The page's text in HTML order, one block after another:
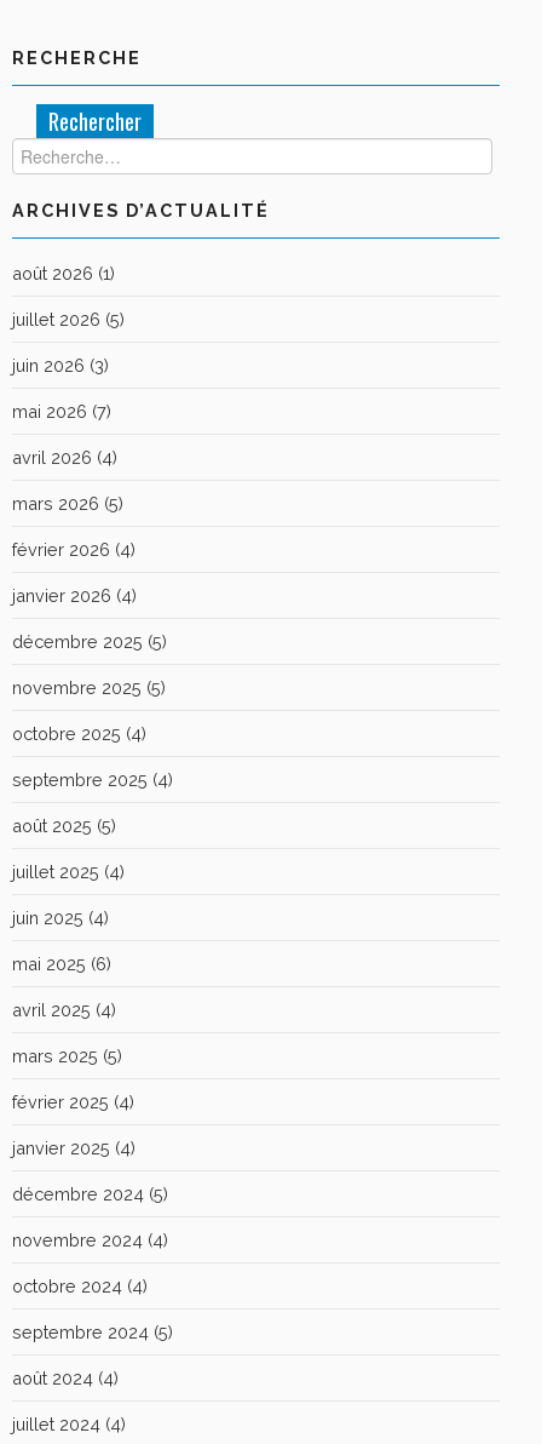
RECHERCHE
Rechercher :
ARCHIVES D’ACTUALITÉ
août 2026 (1)
juillet 2026 (5)
juin 2026 (3)
mai 2026 (7)
avril 2026 (4)
mars 2026 (5)
février 2026 (4)
janvier 2026 (4)
décembre 2025 (5)
novembre 2025 (5)
octobre 2025 (4)
septembre 2025 (4)
août 2025 (5)
juillet 2025 (4)
juin 2025 (4)
mai 2025 (6)
avril 2025 (4)
mars 2025 (5)
février 2025 (4)
janvier 2025 (4)
décembre 2024 (5)
novembre 2024 (4)
octobre 2024 (4)
septembre 2024 (5)
août 2024 (4)
juillet 2024 (4)